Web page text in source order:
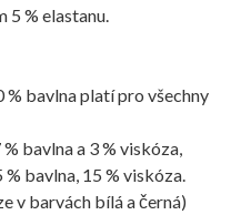
5 % elastanu.
% bavlna platí pro všechny
bavlna a 3 % viskóza,
bavlna, 15 % viskóza.
v barvách bílá a černá)